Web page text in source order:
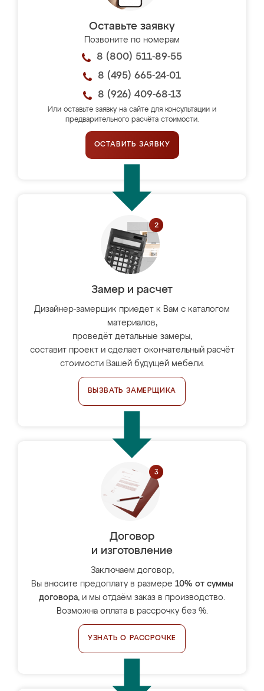
Оставьте заявку
Позвоните по номерам
8 (800) 511-89-55
8 (495) 665-24-01
8 (926) 409-68-13
Или оставьте заявку на сайте для консультации и
предварительного расчёта стоимости.
ОСТАВИТЬ ЗАЯВКУ
Замер и расчет
Дизайнер-замерщик приедет к Вам с каталогом
материалов,
проведёт детальные замеры,
составит проект и сделает окончательный расчёт
стоимости Вашей будущей мебели.
ВЫЗВАТЬ ЗАМЕРЩИКА
Договор
и изготовление
Заключаем договор,
Вы вносите предоплату в размере 10% от суммы
договора, и мы отдаём заказ в производство.
Возможна оплата в рассрочку без %.
УЗНАТЬ О РАССРОЧКЕ